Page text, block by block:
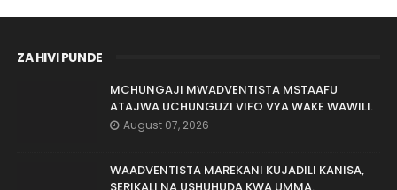
ZA HIVI PUNDE
MCHUNGAJI MWADVENTISTA MSTAAFU
ATAJWA UCHUNGUZI VIFO VYA WAKE WAWILI.
August 07, 2026
WAADVENTISTA MAREKANI KUJADILI KANISA,